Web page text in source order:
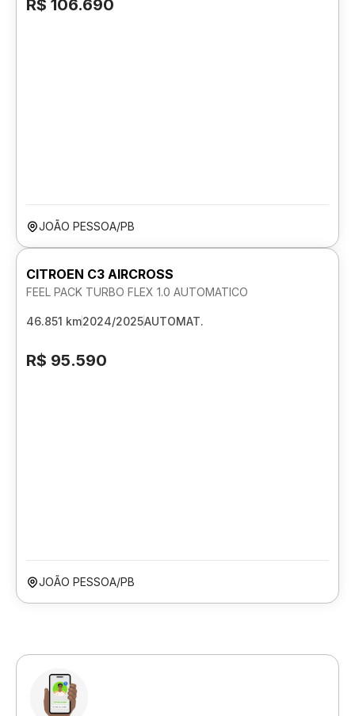
R$ 106.690
JOÃO PESSOA/PB
CITROEN C3 AIRCROSS
FEEL PACK TURBO FLEX 1.0 AUTOMATICO
46.851 km2024/2025AUTOMAT.
R$ 95.590
JOÃO PESSOA/PB